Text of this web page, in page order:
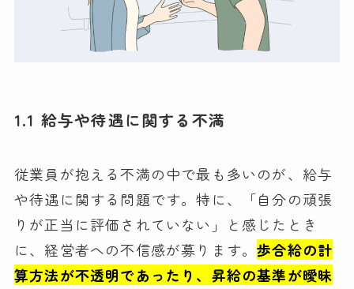
1.1 給与や待遇に関する不満
従業員が抱える不満の中で最も多いのが、給与
や待遇に関する問題です。特に、「自分の頑張
りが正当に評価されていない」と感じたとき
に、経営者への不信感が募ります。歩合給の計
算方法が不透明であったり、昇給の基準が曖昧